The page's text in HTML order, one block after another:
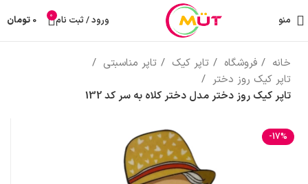
منو ورود / ثبت نام 0
0 تومان
خانه فروشگاه تاپر کیک
تاپر مناسبتی
تاپر کیک روز دختر
تاپر کیک روز دختر مدل دختر کلاه به سر کد 132
-17%